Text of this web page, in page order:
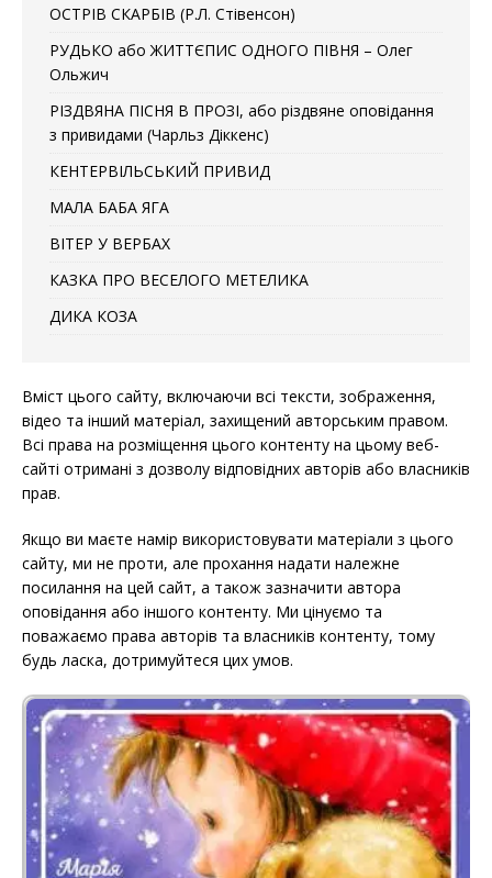
ОСТРІВ СКАРБІВ (Р.Л. Стівенсон)
РУДЬКО або ЖИТТЄПИС ОДНОГО ПІВНЯ – Олег
Ольжич
РІЗДВЯНА ПІСНЯ В ПРОЗІ, або різдвяне оповідання
з привидами (Чарльз Діккенс)
КЕНТЕРВІЛЬСЬКИЙ ПРИВИД
МАЛА БАБА ЯГА
ВІТЕР У ВЕРБАХ
КАЗКА ПРО ВЕСЕЛОГО МЕТЕЛИКА
ДИКА КОЗА
Вміст цього сайту, включаючи всі тексти, зображення,
відео та інший матеріал, захищений авторським правом.
Всі права на розміщення цього контенту на цьому веб-
сайті отримані з дозволу відповідних авторів або власників
прав.
Якщо ви маєте намір використовувати матеріали з цього
сайту, ми не проти, але прохання надати належне
посилання на цей сайт, а також зазначити автора
оповідання або іншого контенту. Ми цінуємо та
поважаємо права авторів та власників контенту, тому
будь ласка, дотримуйтеся цих умов.